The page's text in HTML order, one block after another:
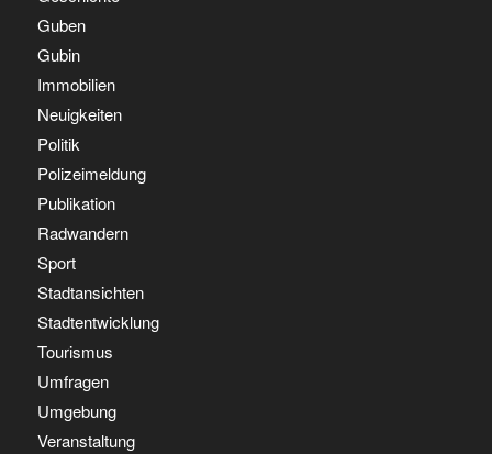
Guben
Gubin
Immobilien
Neuigkeiten
Politik
Polizeimeldung
Publikation
Radwandern
Sport
Stadtansichten
Stadtentwicklung
Tourismus
Umfragen
Umgebung
Veranstaltung